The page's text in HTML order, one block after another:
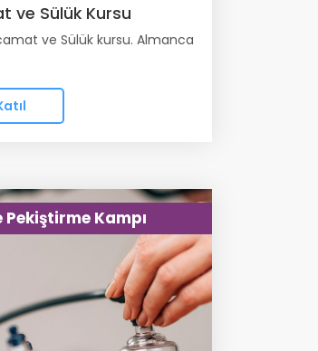
ve Sülük Kursu
ve Sülük kursu. Almanca
Pekiştirme Kampı